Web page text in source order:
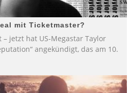
mit Ticketmaster?
jetzt hat US-Megastar Taylor
angekündigt, das am 10.